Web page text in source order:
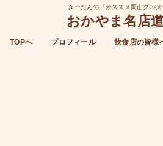
きーたんの「オススメ岡山グル
おかやま名店
TOPへ プロフィール 飲食店の皆様